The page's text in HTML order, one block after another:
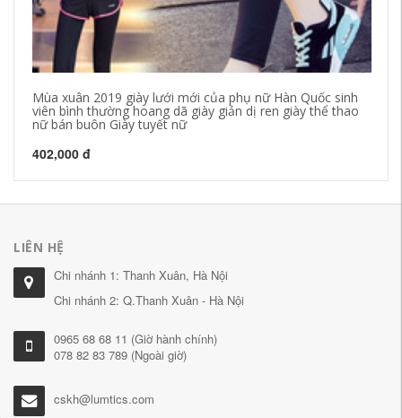
Mùa xuân 2019 giày lưới mới của phụ nữ Hàn Quốc sinh
viên bình thường hoang dã giày giản dị ren giày thể thao
nữ bán buôn Giày tuyết nữ
402,000 đ
LIÊN HỆ
Chi nhánh 1: Thanh Xuân, Hà Nội
Chi nhánh 2: Q.Thanh Xuân - Hà Nội
0965 68 68 11 (Giờ hành chính)
078 82 83 789 (Ngoài giờ)
cskh@lumtics.com